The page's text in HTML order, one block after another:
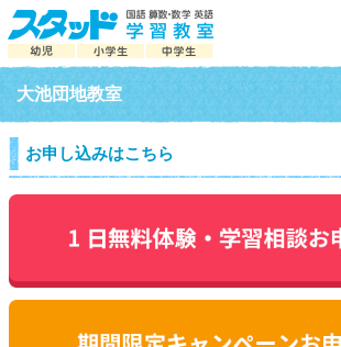
大池団地教室
お申し込みはこちら